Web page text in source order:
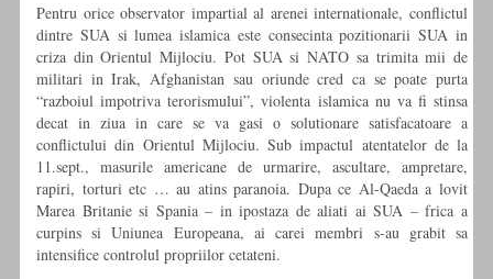
Pentru orice observator impartial al arenei internationale, conflictul
dintre SUA si lumea islamica este consecinta pozitionarii SUA in
criza din Orientul Mijlociu. Pot SUA si NATO sa trimita mii de
militari in Irak, Afghanistan sau oriunde cred ca se poate purta
“razboiul impotriva terorismului”, violenta islamica nu va fi stinsa
decat in ziua in care se va gasi o solutionare satisfacatoare a
conflictului din Orientul Mijlociu. Sub impactul atentatelor de la
11.sept., masurile americane de urmarire, ascultare, ampretare,
rapiri, torturi etc … au atins paranoia. Dupa ce Al-Qaeda a lovit
Marea Britanie si Spania – in ipostaza de aliati ai SUA – frica a
curpins si Uniunea Europeana, ai carei membri s-au grabit sa
intensifice controlul propriilor cetateni.